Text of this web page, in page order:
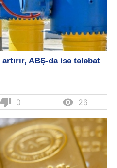
ABŞ-da isə tələbat
thumb_down 0  26